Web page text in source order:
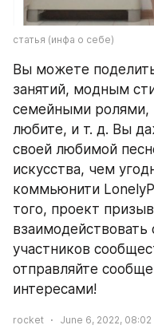
статья (инфа о себе)
Вы можете
занятий, модным
семейными
любите, и т. д. Вы
своей любимой
искусства, чем
коммьюнити
того, проект
участников
отправляйте
интересами!
rocket June 6, 2022, 08:02